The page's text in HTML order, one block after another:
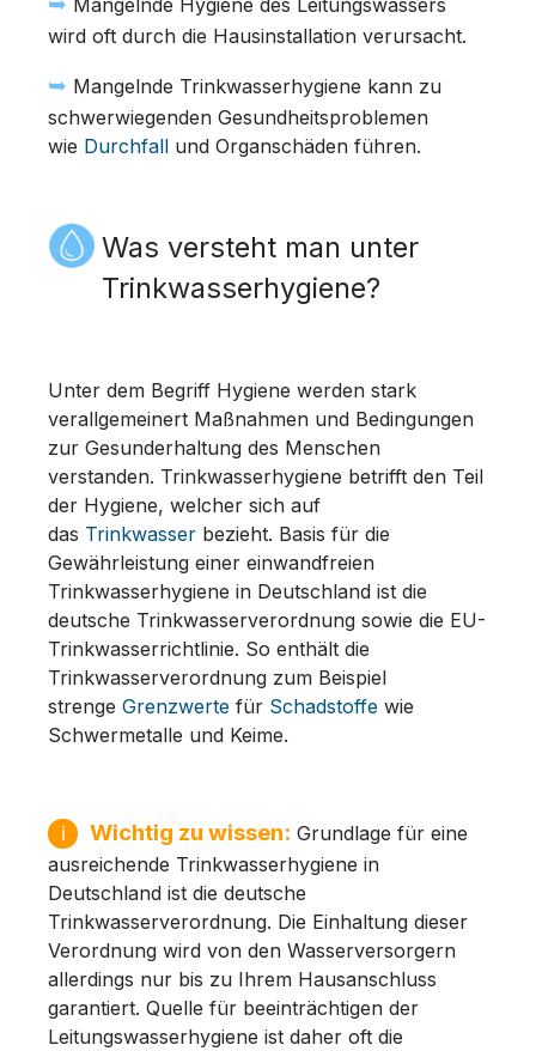
wird oft durch die Hausinstallation verursacht.
➥ Mangelnde Trinkwasserhygiene kann zu
schwerwiegenden Gesundheitsproblemen
wie Durchfall und Organschäden führen.
Was versteht man unter
Trinkwasserhygiene?
Unter dem Begriff Hygiene werden stark
verallgemeinert Maßnahmen und Bedingungen
zur Gesunderhaltung des Menschen
verstanden. Trinkwasserhygiene betrifft den Teil
der Hygiene, welcher sich auf
das Trinkwasser bezieht. Basis für die
Gewährleistung einer einwandfreien
Trinkwasserhygiene in Deutschland ist die
deutsche Trinkwasserverordnung sowie die EU-
Trinkwasserrichtlinie. So enthält die
Trinkwasserverordnung zum Beispiel
strenge Grenzwerte für Schadstoffe wie
Schwermetalle und Keime.
ℹ Wichtig zu wissen: Grundlage für eine
ausreichende Trinkwasserhygiene in
Deutschland ist die deutsche
Trinkwasserverordnung. Die Einhaltung dieser
Verordnung wird von den Wasserversorgern
allerdings nur bis zu Ihrem Hausanschluss
garantiert. Quelle für beeinträchtigen der
Leitungswasserhygiene ist daher oft die